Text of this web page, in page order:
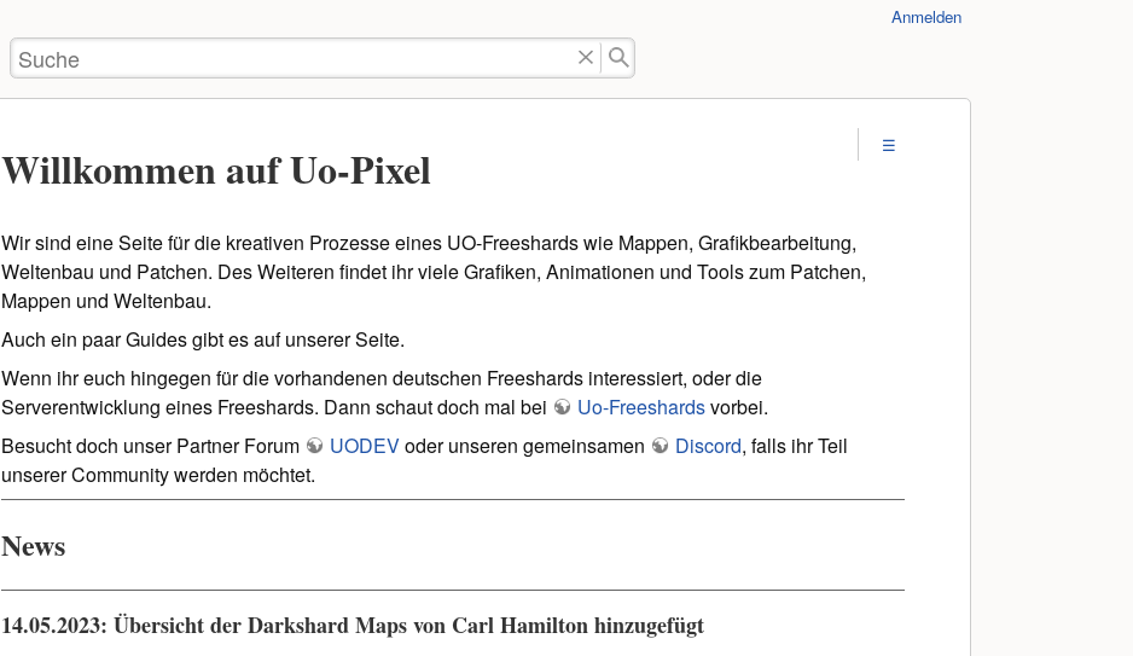
Werkzeuge
Anmelden
Suche
Willkommen auf Uo-Pixel
Wir sind eine Seite für die kreativen Prozesse eines UO-Freeshards wie Mappen, Grafikbearbeitung,
Weltenbau und Patchen. Des Weiteren findet ihr viele Grafiken, Animationen und Tools zum Patchen,
Mappen und Weltenbau.
Auch ein paar Guides gibt es auf unserer Seite.
Wenn ihr euch hingegen für die vorhandenen deutschen Freeshards interessiert, oder die
Serverentwicklung eines Freeshards. Dann schaut doch mal bei
Uo-Freeshardsvorbei.
Besucht doch unser Partner Forum
UODEVoder unseren gemeinsamen Discord, falls ihr Teil
unserer Community werden möchtet.
News
14.05.2023: Übersicht der Darkshard Maps von Carl Hamilton hinzugefügt